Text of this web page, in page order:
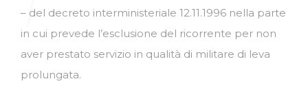
– del decreto interministeriale 12.11.1996 nella parte
in cui prevede l’esclusione del ricorrente per non
aver prestato servizio in qualità di militare di leva
prolungata.